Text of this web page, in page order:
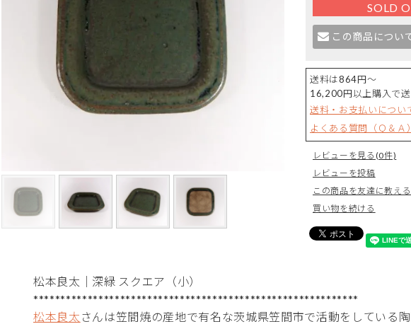
SOLD
この商品につい
送料は864円～
16,200円以上購入で
送料・お支払いについ
よくある質問（Ｑ＆Ａ）
レビューを見る(0件)
レビューを投稿
この商品を友達に教える
買い物を続ける
松本良太｜深緑 スクエア（小）
************************************************************
松本良太 さんは笠間焼の産地で有名な茨城県笠間市で活動をしている